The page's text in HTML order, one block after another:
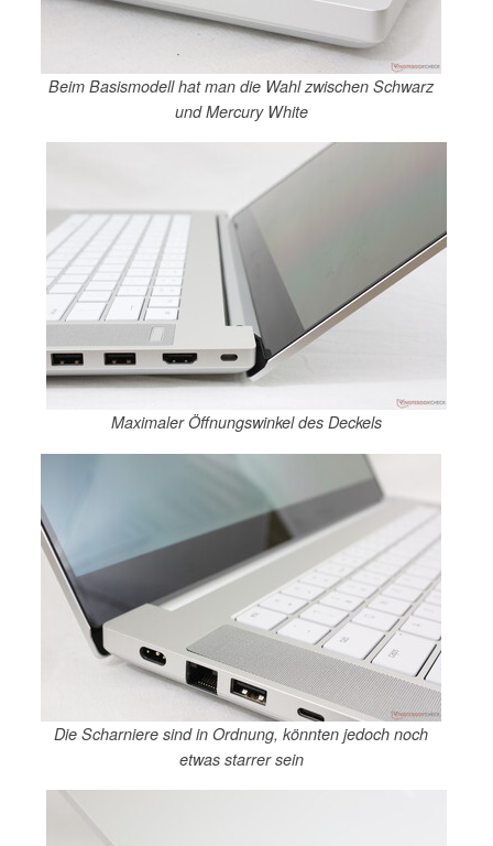
Beim Basismodell hat man die Wahl zwischen Schwarz
und Mercury White
Maximaler Öffnungswinkel des Deckels
Die Scharniere sind in Ordnung, könnten jedoch noch
etwas starrer sein